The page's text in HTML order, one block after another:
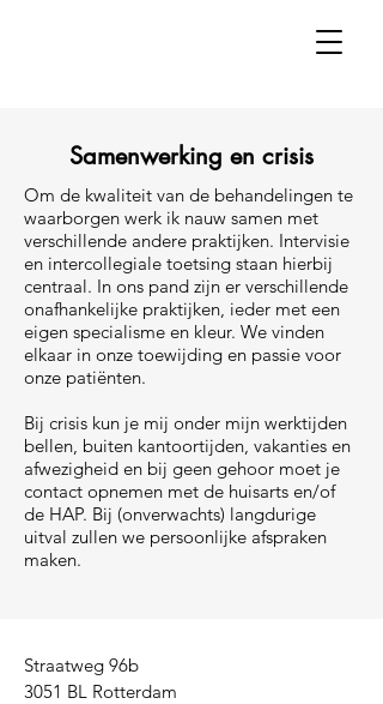
Samenwerking en crisis
Om de kwaliteit van de behandelingen te
waarborgen werk ik nauw samen met
verschillende andere praktijken. Intervisie
en intercollegiale toetsing staan hierbij
centraal. In ons pand zijn er verschillende
onafhankelijke praktijken, ieder met een
eigen specialisme en kleur. We vinden
elkaar in onze toewijding en passie voor
onze patiënten.
Bij crisis kun je mij onder mijn werktijden
bellen, buiten kantoortijden, vakanties en
afwezigheid en bij geen gehoor moet je
contact opnemen met de huisarts en/of
de HAP. Bij (onverwachts) langdurige
uitval zullen we persoonlijke afspraken
maken.
Straatweg 96b
3051 BL Rotterdam